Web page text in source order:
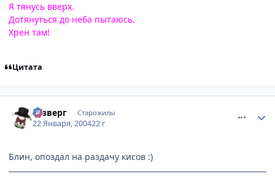
Я тянусь вверх.
Дотянуться до неба пытаюсь.
Хрен там!
Цитата
Юзверг Старожилы
22 Января, 200422 г
Блин, опоздал на раздачу кисов :)